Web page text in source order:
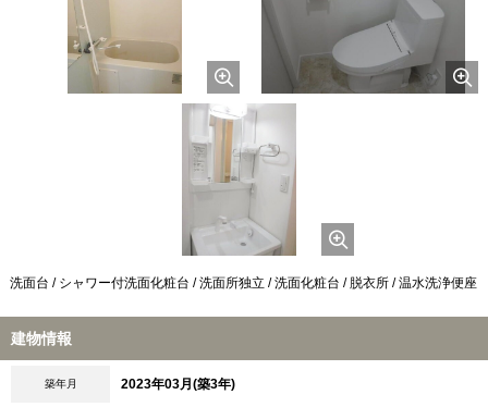
洗面台 / シャワー付洗面化粧台 / 洗面所独立 / 洗面化粧台 / 脱衣所 / 温水洗浄便座
建物情報
築年月 2023年03月(築3年)